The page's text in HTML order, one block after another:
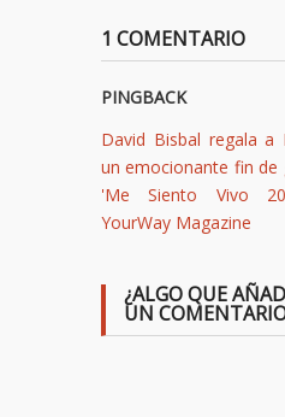
1 COMENTARIO
PINGBACK
David Bisbal regala a
un emocionante fin de
'Me Siento Vivo
YourWay Magazine
¿ALGO QUE
UN